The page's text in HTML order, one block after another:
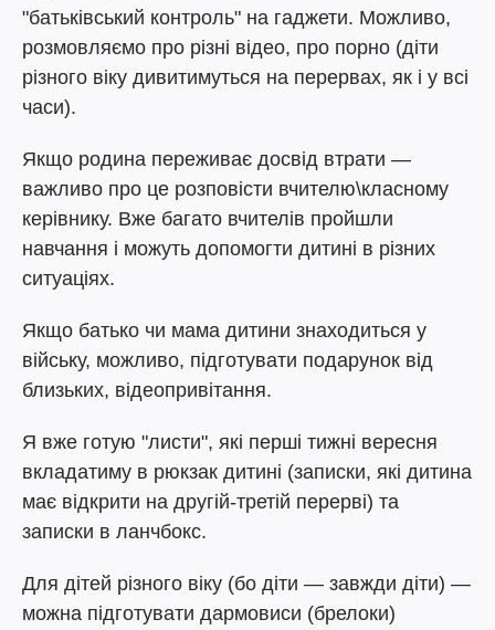
"батьківський контроль" на гаджети. Можливо,
розмовляємо про різні відео, про порно (діти
різного віку дивитимуться на перервах, як і у всі
часи).
Якщо родина переживає досвід втрати —
важливо про це розповісти вчителю\класному
керівнику. Вже багато вчителів пройшли
навчання і можуть допомогти дитині в різних
ситуаціях.
Якщо батько чи мама дитини знаходиться у
війську, можливо, підготувати подарунок від
близьких, відеопривітання.
Я вже готую "листи", які перші тижні вересня
вкладатиму в рюкзак дитині (записки, які дитина
має відкрити на другій-третій перерві) та
записки в ланчбокс.
Для дітей різного віку (бо діти — завжди діти) —
можна підготувати дармовиси (брелоки)